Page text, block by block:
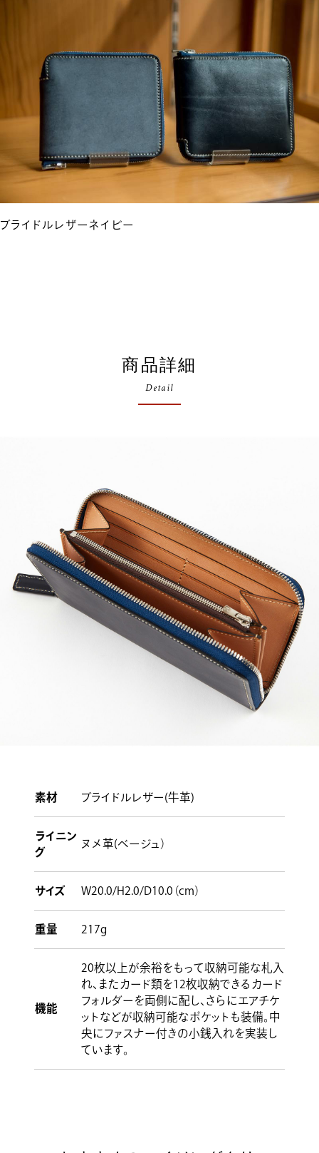
ブライドルレザーネイビー
商品詳細
Detail
素材 ブライドルレザー(牛革)
ライニン
グ
ヌメ革(ベージュ）
サイズ W20.0/H2.0/D10.0（cm）
重量 217g
機能
20枚以上が余裕をもって収納可能な札入
れ、またカード類を12枚収納できるカード
フォルダーを両側に配し、さらにエアチケ
ットなどが収納可能なポケットも装備。中
央にファスナー付きの小銭入れを実装し
ています。